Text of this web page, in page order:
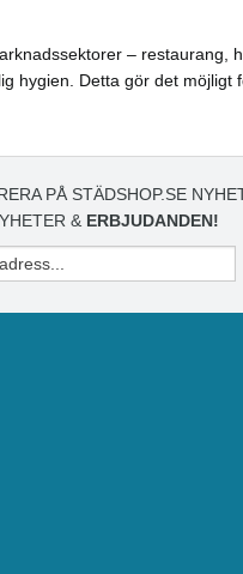
– restaurang,
hygien. Detta gör det
PÅ STÄDSHOP.SE
& ERBJUDANDEN!